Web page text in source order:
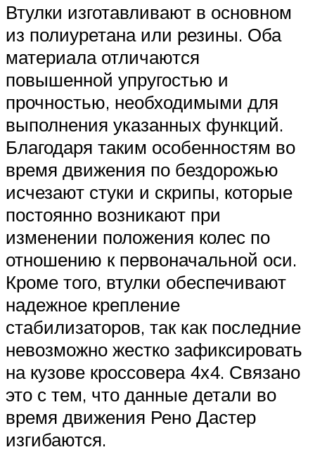
Втулки изготавливают в основном
из полиуретана или резины. Оба
материала отличаются
повышенной упругостью и
прочностью, необходимыми для
выполнения указанных функций.
Благодаря таким особенностям во
время движения по бездорожью
исчезают стуки и скрипы, которые
постоянно возникают при
изменении положения колес по
отношению к первоначальной оси.
Кроме того, втулки обеспечивают
надежное крепление
стабилизаторов, так как последние
невозможно жестко зафиксировать
на кузове кроссовера 4х4. Связано
это с тем, что данные детали во
время движения Рено Дастер
изгибаются.